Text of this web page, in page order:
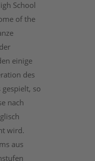
School
of the
einige
des
so
nach
wird.
aus